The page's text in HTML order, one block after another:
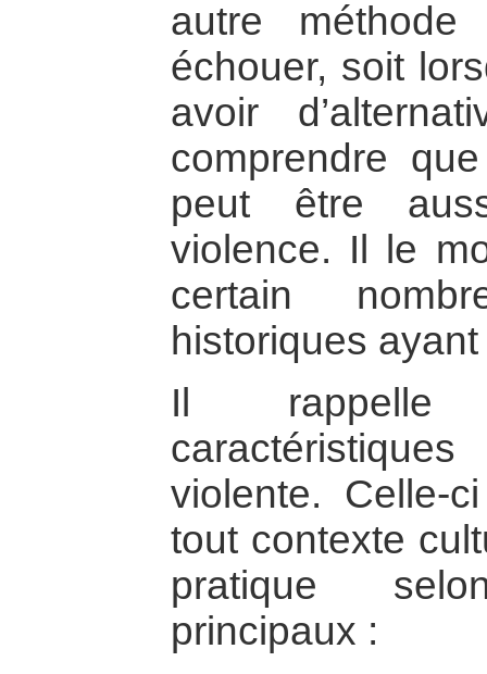
autre
échouer, soit
avoir
comprendre
peut être
violence. Il le
certain
historiques
Il rappelle
violente. Celle-
tout contexte
pratique
principaux :